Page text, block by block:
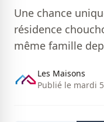
Une chance
résidence
même famille
Les Maisons
Publié le mardi